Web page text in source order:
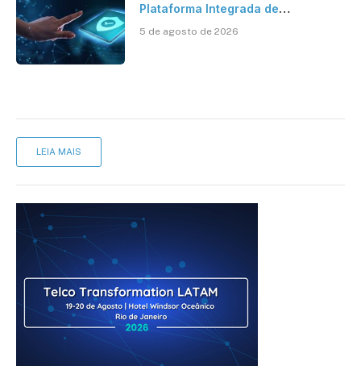
Plataforma Integrada de
5 de agosto de 2026
LEIA MAIS